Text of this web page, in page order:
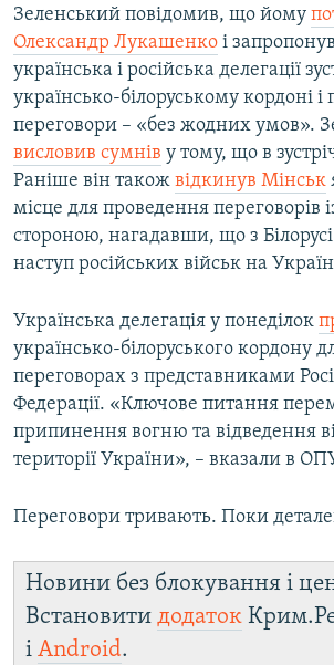
Зеленський повідомив, що йому
Олександр Лукашенко і
українська і російська делегації
українсько-білоруському кордоні і
переговори – «без жодних умов».
висловив сумнів у тому, що в
Раніше він також відкинув Мінськ
місце для проведення переговорів
стороною, нагадавши, що з Білорусі
наступ російських військ на
Українська делегація у понеділок
українсько-білоруського кордону
переговорах з представниками
Федерації. «Ключове питання
припинення вогню та відведення
території України», – вказали в
Переговори тривають. Поки
Новини без блокування і
Встановити додаток
і Android.